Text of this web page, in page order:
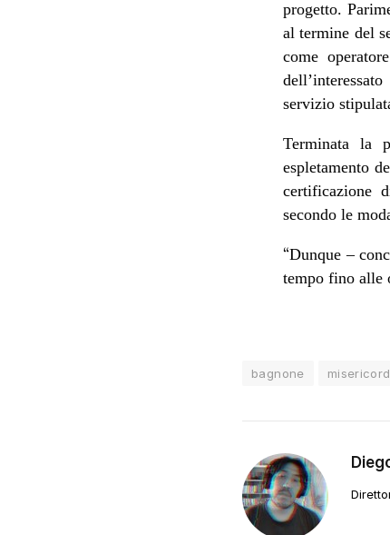
progetto.
al termine del
come
servizio
Terminata la
espletamento
certificazione
secondo le
“Dunque –
tempo fino alle
bagnone